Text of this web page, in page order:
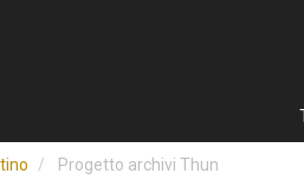
Progetto archivi Thun